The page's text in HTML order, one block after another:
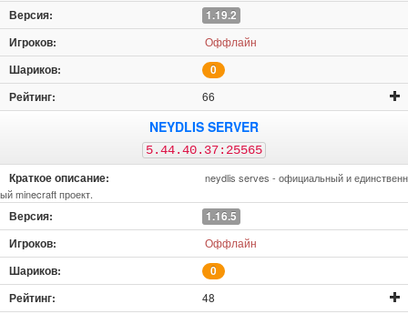
1.19.2
Оффлайн
0
66
NEYDLIS SERVER
5.44.40.37:25565
neydlis serves - официальный и единственн
ый minecraft проект.
1.16.5
Оффлайн
0
48